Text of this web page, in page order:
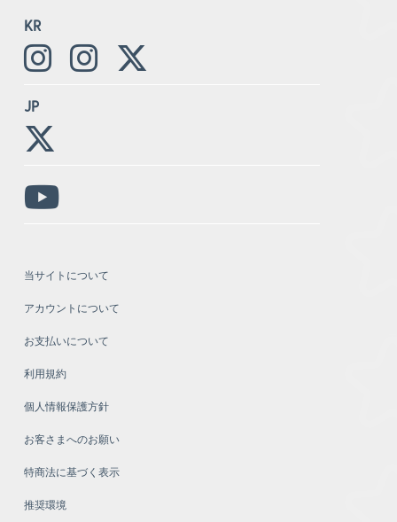
KR
JP
当サイトについて
アカウントについて
お支払いについて
利用規約
個人情報保護方針
お客さまへのお願い
特商法に基づく表示
推奨環境